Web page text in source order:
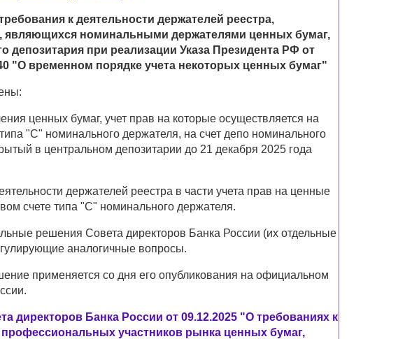
к деятельности держателей реестра,
являющихся номинальными держателями ценных бумаг,
депозитария при реализации Указа Президента РФ от
"О временном порядке учета некоторых ценных бумаг"
ценных бумаг, учет прав на которые осуществляется на
"С" номинального держателя, на счет депо номинального
в центральном депозитарии до 21 декабря 2025 года
держателей реестра в части учета прав на ценные
счете типа "С" номинального держателя.
решения Совета директоров Банка России (их отдельные
аналогичные вопросы.
применяется со дня его опубликования на официальном
директоров Банка России от 09.12.2025 "О требованиях к
профессиональных участников рынка ценных бумаг,